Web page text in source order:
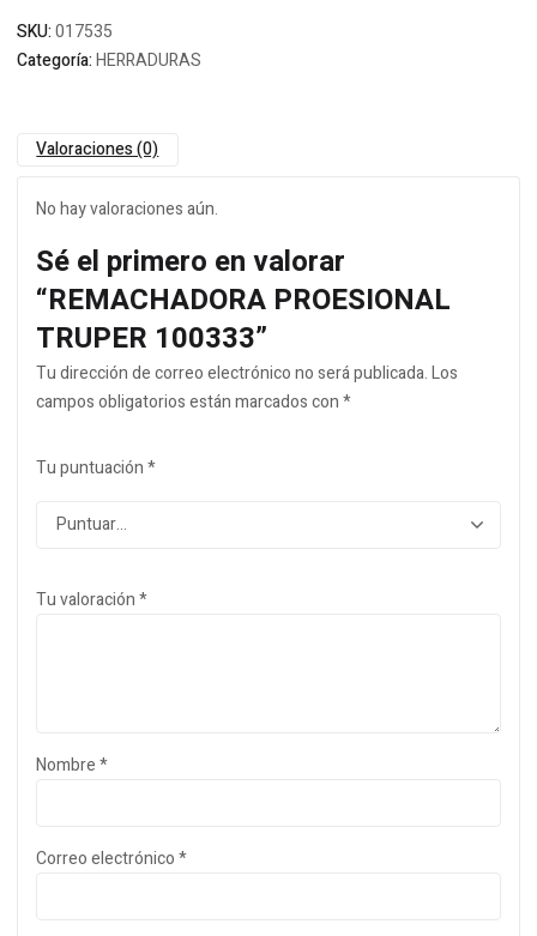
SKU:017535
Categoría:HERRADURAS
Valoraciones (0)
No hay valoraciones aún.
Sé el primero en valorar
“REMACHADORA PROESIONAL
TRUPER 100333”
Tu dirección de correo electrónico no será publicada.Los
campos obligatorios están marcados con*
Tu puntuación*
Tu valoración*
Nombre*
Correo electrónico*